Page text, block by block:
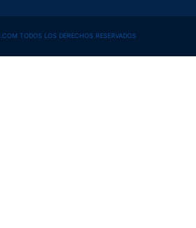
TODOS LOS DERECHOS RESERVADOS